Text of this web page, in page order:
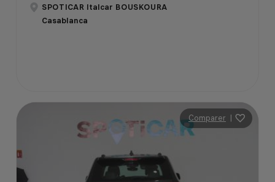
SPOTICAR Italcar BOUSKOURA
Casablanca
Comparer |